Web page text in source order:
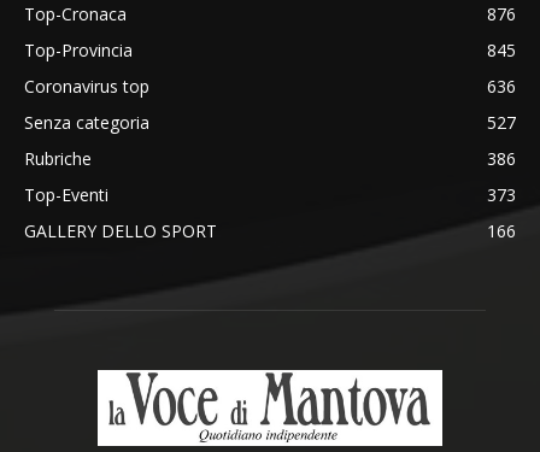
Top-Cronaca
876
Top-Provincia
845
Coronavirus top
636
Senza categoria
527
Rubriche
386
Top-Eventi
373
GALLERY DELLO SPORT
166